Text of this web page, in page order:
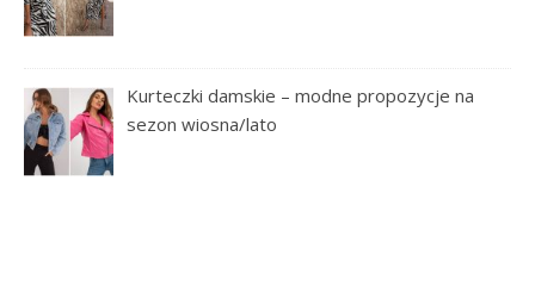
Kurteczki damskie – modne propozycje na
sezon wiosna/lato